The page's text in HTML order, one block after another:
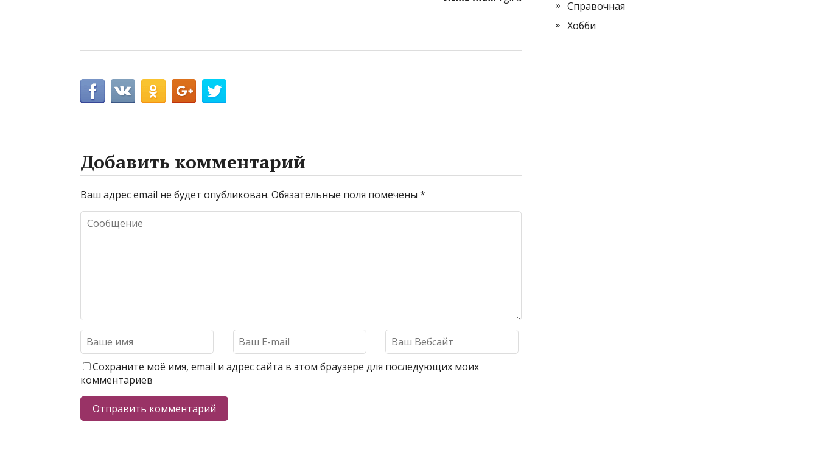
Добавить комментарий
Ваш адрес email не будет опубликован. Обязательные поля помечены *
Сохраните моё имя, email и адрес сайта в этом браузере для последующих моих
комментариев
Справочная
Хобби